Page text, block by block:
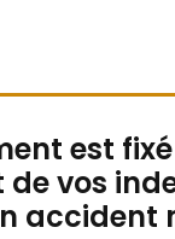
est
vos
accident